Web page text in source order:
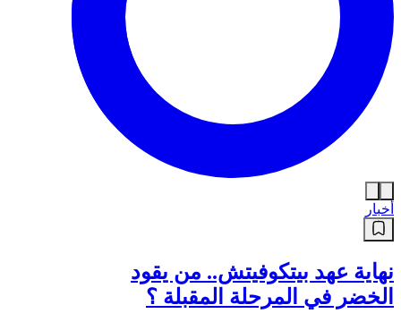
أخبار
نهاية عهد بيتكوفيتش.. من يقود
الخضر في المرحلة المقبلة ؟